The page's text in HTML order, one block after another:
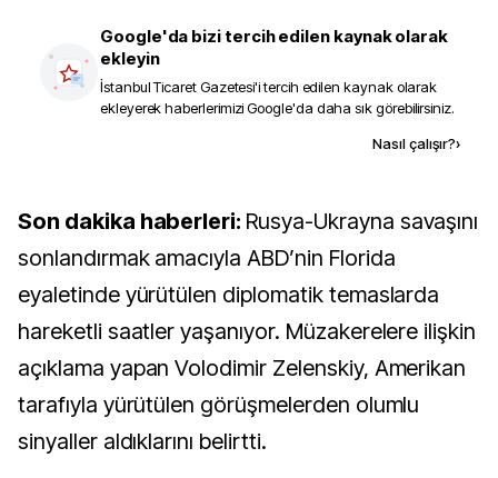
Google'da bizi tercih edilen kaynak olarak
ekleyin
İstanbul Ticaret Gazetesi'i tercih edilen kaynak olarak
ekleyerek haberlerimizi Google'da daha sık görebilirsiniz.
Nasıl çalışır?›
Son dakika haberleri: Rusya-Ukrayna savaşını
sonlandırmak amacıyla ABD’nin Florida
eyaletinde yürütülen diplomatik temaslarda
hareketli saatler yaşanıyor. Müzakerelere ilişkin
açıklama yapan Volodimir Zelenskiy, Amerikan
tarafıyla yürütülen görüşmelerden olumlu
sinyaller aldıklarını belirtti.